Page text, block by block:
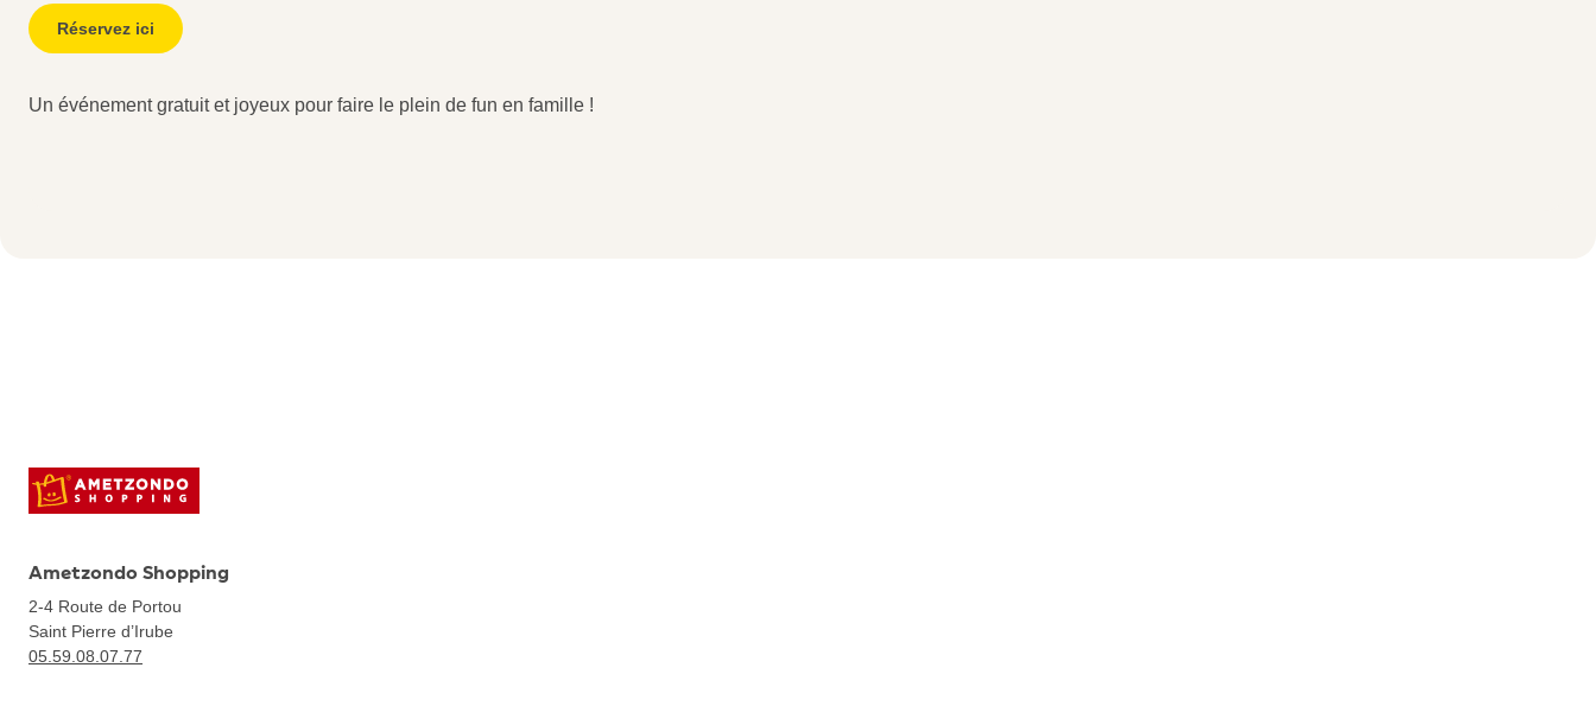
Réservez ici
Un événement gratuit et joyeux pour faire le plein de fun en famille !
Ametzondo Shopping
2-4 Route de Portou
Saint Pierre d’Irube
05.59.08.07.77